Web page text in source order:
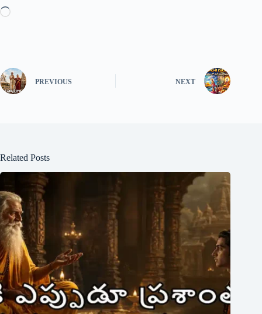
PREVIOUS NEXT
Related Posts